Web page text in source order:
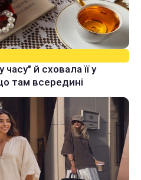
й сховала її у
там всередині